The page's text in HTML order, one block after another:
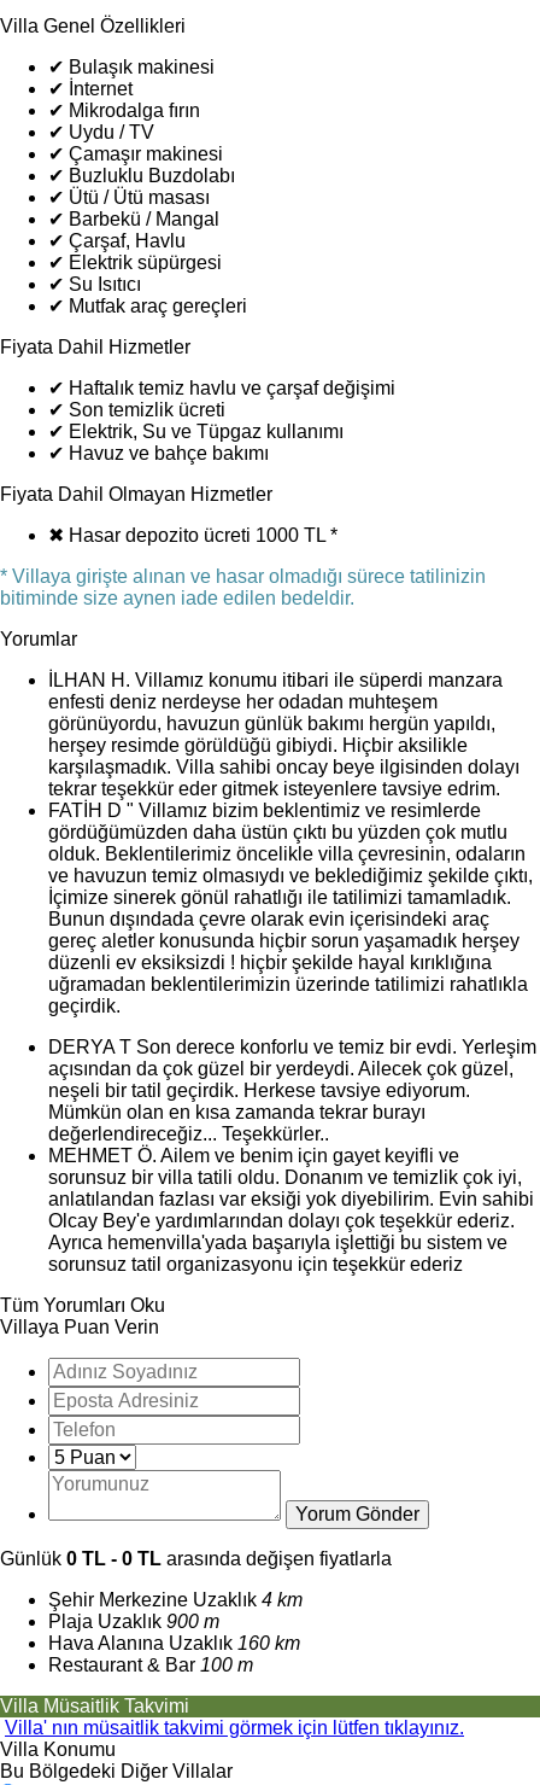
Villa Genel Özellikleri
✔ Bulaşık makinesi
✔ İnternet
✔ Mikrodalga fırın
✔ Uydu / TV
✔ Çamaşır makinesi
✔ Buzluklu Buzdolabı
✔ Ütü / Ütü masası
✔ Barbekü / Mangal
✔ Çarşaf, Havlu
✔ Elektrik süpürgesi
✔ Su Isıtıcı
✔ Mutfak araç gereçleri
Fiyata Dahil Hizmetler
✔ Haftalık temiz havlu ve çarşaf değişimi
✔ Son temizlik ücreti
✔ Elektrik, Su ve Tüpgaz kullanımı
✔ Havuz ve bahçe bakımı
Fiyata Dahil Olmayan Hizmetler
✖ Hasar depozito ücreti 1000 TL *
* Villaya girişte alınan ve hasar olmadığı sürece tatilinizin
bitiminde size aynen iade edilen bedeldir.
Yorumlar
İLHAN H. Villamız konumu itibari ile süperdi manzara
enfesti deniz nerdeyse her odadan muhteşem
görünüyordu, havuzun günlük bakımı hergün yapıldı,
herşey resimde görüldüğü gibiydi. Hiçbir aksilikle
karşılaşmadık. Villa sahibi oncay beye ilgisinden dolayı
tekrar teşekkür eder gitmek isteyenlere tavsiye edrim.
FATİH D " Villamız bizim beklentimiz ve resimlerde
gördüğümüzden daha üstün çıktı bu yüzden çok mutlu
olduk. Beklentilerimiz öncelikle villa çevresinin, odaların
ve havuzun temiz olmasıydı ve beklediğimiz şekilde çıktı,
İçimize sinerek gönül rahatlığı ile tatilimizi tamamladık.
Bunun dışındada çevre olarak evin içerisindeki araç
gereç aletler konusunda hiçbir sorun yaşamadık herşey
düzenli ev eksiksizdi ! hiçbir şekilde hayal kırıklığına
uğramadan beklentilerimizin üzerinde tatilimizi rahatlıkla
geçirdik.
DERYA T Son derece konforlu ve temiz bir evdi. Yerleşim
açısından da çok güzel bir yerdeydi. Ailecek çok güzel,
neşeli bir tatil geçirdik. Herkese tavsiye ediyorum.
Mümkün olan en kısa zamanda tekrar burayı
değerlendireceğiz... Teşekkürler..
MEHMET Ö. Ailem ve benim için gayet keyifli ve
sorunsuz bir villa tatili oldu. Donanım ve temizlik çok iyi,
anlatılandan fazlası var eksiği yok diyebilirim. Evin sahibi
Olcay Bey'e yardımlarından dolayı çok teşekkür ederiz.
Ayrıca hemenvilla'yada başarıyla işlettiği bu sistem ve
sorunsuz tatil organizasyonu için teşekkür ederiz
Tüm Yorumları Oku
Villaya Puan Verin
Günlük 0 TL - 0 TL arasında değişen fiyatlarla
Şehir Merkezine Uzaklık 4 km
Plaja Uzaklık 900 m
Hava Alanına Uzaklık 160 km
Restaurant & Bar 100 m
Villa Müsaitlik Takvimi
Villa' nın müsaitlik takvimi görmek için lütfen tıklayınız.
Villa Konumu
Bu Bölgedeki Diğer Villalar